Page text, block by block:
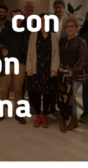
con